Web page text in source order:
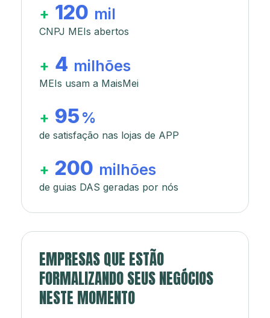
+ 120 mil
CNPJ MEIs abertos
+ 4 milhões
MEIs usam a MaisMei
+ 95 %
de satisfação nas lojas de APP
+ 200 milhões
de guias DAS geradas por nós
EMPRESAS QUE ESTÃO
FORMALIZANDO SEUS NEGÓCIOS
NESTE MOMENTO